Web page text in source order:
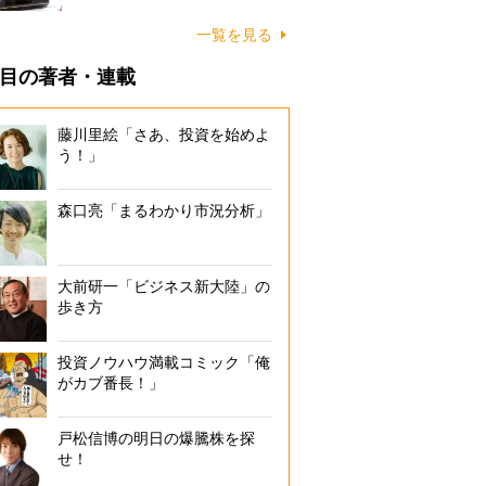
一覧を見る
の著者・連載
藤川里絵「さあ、投資を始めよ
う！」
森口亮「まるわかり市況分析」
大前研一「ビジネス新大陸」の
歩き方
投資ノウハウ満載コミック「俺
がカブ番長！」
戸松信博の明日の爆騰株を探
せ！